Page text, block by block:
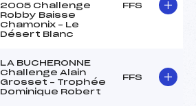
2005 Challenge
Robby Baisse
Chamonix – Le
Désert Blanc
FFS
LA BUCHERONNE
Challenge Alain
Grosset – Trophée
Dominique Robert
FFS